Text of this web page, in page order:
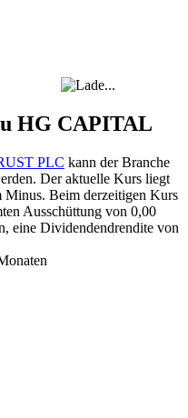
HG CAPITAL
PLC kann der Branche
Der aktuelle Kurs liegt
Minus. Beim derzeitigen Kurs
Ausschüttung von 0,00
eine Dividendendrendite von